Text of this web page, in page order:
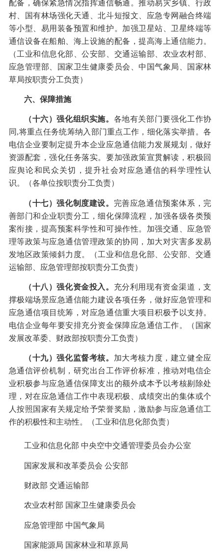
配备，确保紧急情况指挥通信畅通。推动易灾乡镇、行政
村、国有林场强化天通、北斗短报文、应急专网融合终端
等小型、易用装备预置和维护。加强卫星站、卫星终端等
通信设备在船舶、海上设施的配备，提高海上通信能力。
（工业和信息化部、公安部、交通运输部、农业农村部、
应急管理部、国家卫生健康委员会、中国气象局、国家林
草局按职责分工负责）
六、保障措施
（十六）强化组织实施。 各地有关部门要强化工作协
同 ,将重点任务统筹纳入部门重点工作，细化落实举措。各
电信企业要制定提升本企业应急通信能力发展规划，做好
资源配套，强化任务落实。要加强政策宣贯解读，积极回
应舆论和民众关切，提升社会对应急通信的科学理性认
识。（各单位按职责分工负责）
（十七）强化制度建设。 完善应急通信预案体系，完
善部门和企业职责分工，细化保障流程，加强各级各类预
案衔接，提高预案科学性和可操作性。加强交通、应急管
理等政策与应急通信管理政策的协同，加大对灾害多发易
发地区政策倾斜力度。（工业和信息化部、公安部、交通
运输部、应急管理部按职责分工负责）
（十八）强化资金投入。 充分利用现有资金渠道，支
撑极端场景应急通信能力建设各项任务，做好应急管理和
应急通信项目统筹，对应急通信重大项目积极予以支持。
电信企业每年要安排充分资金保障应急通信工作。（国家
发展改革委、财政部按职责分工负责）
（十九）强化监督考核。 加大考核力度，建立健全应
急通信评价机制，研究出台工作评价标准，推动对电信企
业积极参与应急通信保障支出的额外成本予以考核剔除处
理，对在应急通信工作中表现积极、成绩突出的集体或个
人按照国家有关规定给予荣誉奖励，激励参与应急通信工
作的积极性和主动性。（工业和信息化部负责）
工业和信息化部 中央空中交通管理委员会办公室
国家发展和改革委员会 公安部
财政部 交通运输部
农业农村部 国家卫生健康委员会
应急管理部 中国气象局
国家能源局 国家林业和草原局